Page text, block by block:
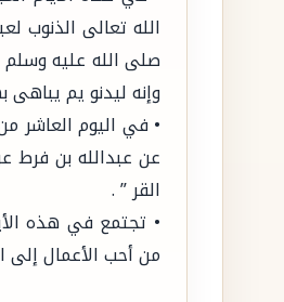
الله تعالى الذنوب
صلى الله عليه وسلم
وإنه ليدنو يم يباهى
• في اليوم العاشر
عن عبدالله بن فرط
القر ” .
• تجتمع في هذه
من أحب الأعمال إلى